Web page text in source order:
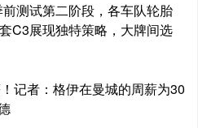
测试第二阶段，各车队轮胎
C3展现独特策略，大牌间选
记者：格伊在曼城的周薪为30